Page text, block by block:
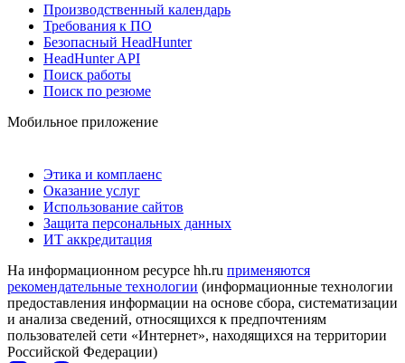
Производственный календарь
Требования к ПО
Безопасный HeadHunter
HeadHunter API
Поиск работы
Поиск по резюме
Мобильное приложение
Этика и комплаенс
Оказание услуг
Использование сайтов
Защита персональных данных
ИТ аккредитация
На информационном ресурсе hh.ru применяются
рекомендательные технологии (информационные технологии
предоставления информации на основе сбора, систематизации
и анализа сведений, относящихся к предпочтениям
пользователей сети «Интернет», находящихся на территории
Российской Федерации)